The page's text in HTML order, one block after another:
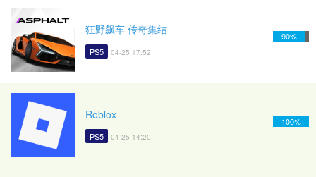
狂野飙车 传奇集结
PS5 04-25 17:52
90%
Roblox
PS5 04-25 14:20
100%